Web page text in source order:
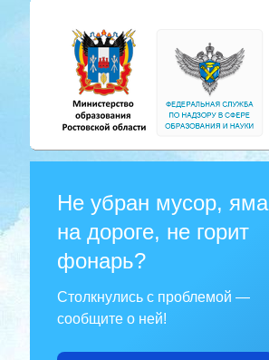
Не убран мусор, яма
на дороге, не горит
фонарь?
Столкнулись с проблемой —
сообщите о ней!